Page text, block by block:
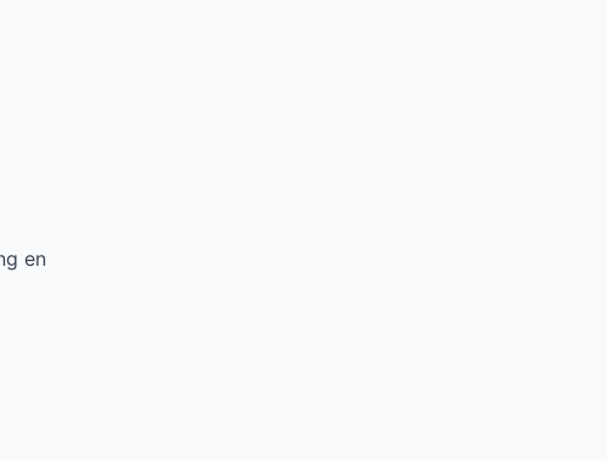
en